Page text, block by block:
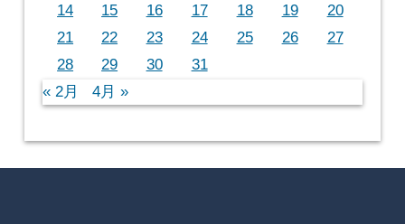
14
15 16 17 18 19
20
21
22 23 24 25 26
27
28
29 30
31
« 2月
4月 »